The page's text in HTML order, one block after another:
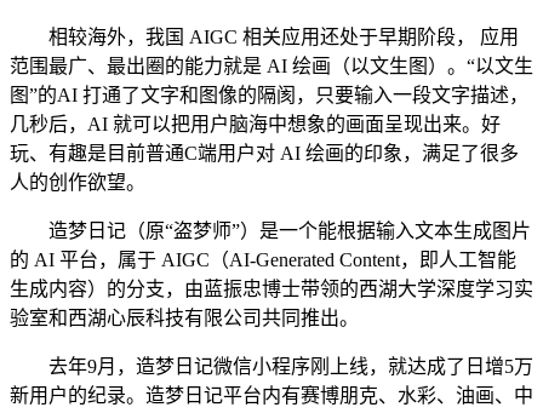
相较海外，我国 AIGC 相关应用还处于早期阶段， 应用
范围最广、最出圈的能力就是 AI 绘画（以文生图）。“以文生
图”的AI 打通了文字和图像的隔阂，只要输入一段文字描述，
几秒后，AI 就可以把用户脑海中想象的画面呈现出来。好
玩、有趣是目前普通C端用户对 AI 绘画的印象，满足了很多
人的创作欲望。
造梦日记（原“盗梦师”）是一个能根据输入文本生成图片
的 AI 平台，属于 AIGC（AI-Generated Content，即人工智能
生成内容）的分支，由蓝振忠博士带领的西湖大学深度学习实
验室和西湖心辰科技有限公司共同推出。
去年9月，造梦日记微信小程序刚上线，就达成了日增5万
新用户的纪录。造梦日记平台内有赛博朋克、水彩、油画、中